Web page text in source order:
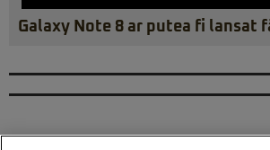
Galaxy Note 8 ar putea fi lansat